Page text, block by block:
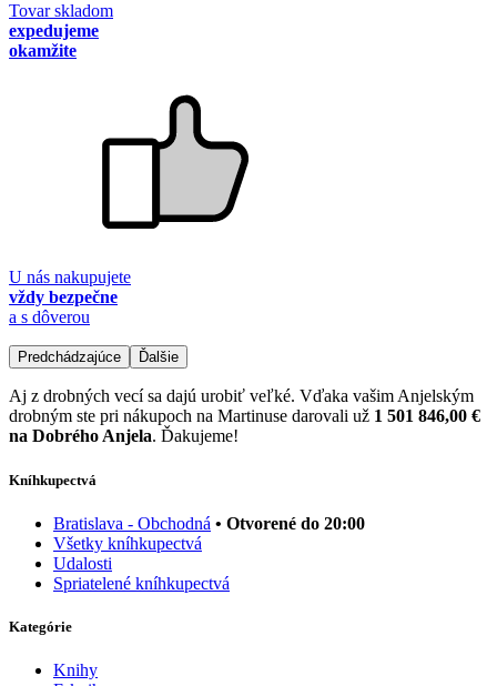
Tovar skladom
expedujeme
okamžite
U nás nakupujete
vždy bezpečne
a s dôverou
Predchádzajúce Ďalšie
Aj z drobných vecí sa dajú urobiť veľké. Vďaka vašim Anjelským
drobným ste pri nákupoch na Martinuse darovali už 1 501 846,00 €
na Dobrého Anjela. Ďakujeme!
Kníhkupectvá
Bratislava - Obchodná • Otvorené do 20:00
Všetky kníhkupectvá
Udalosti
Spriatelené kníhkupectvá
Kategórie
Knihy